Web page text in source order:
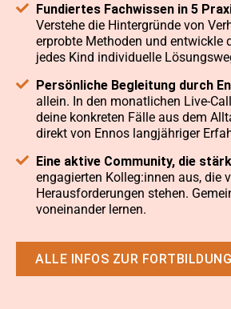
Fundiertes Fachwissen in 5
Verstehe die Hintergründe von
erprobte Methoden und entwickle
jedes Kind individuelle
Persönliche Begleitung durch
allein. In den monatlichen Live-
deine konkreten Fälle aus dem
direkt von Ennos langjähriger
Eine aktive Community, die
engagierten Kolleg:innen aus, die
Herausforderungen stehen.
voneinander lernen.
ALLE INFOS ZUR FORTBILDUNG